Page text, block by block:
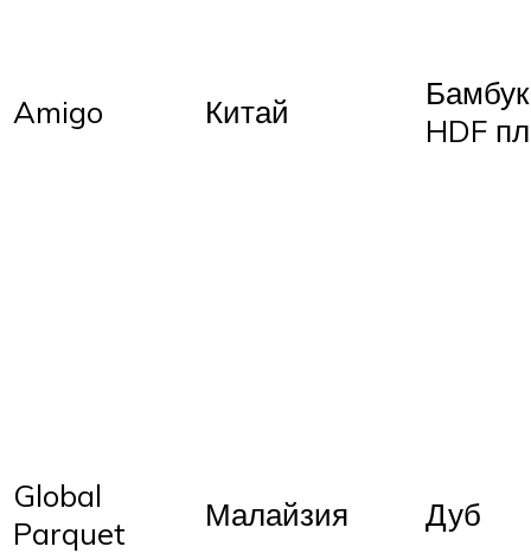
Amigo Китай
HDF
Global
Parquet
Малайзия Дуб